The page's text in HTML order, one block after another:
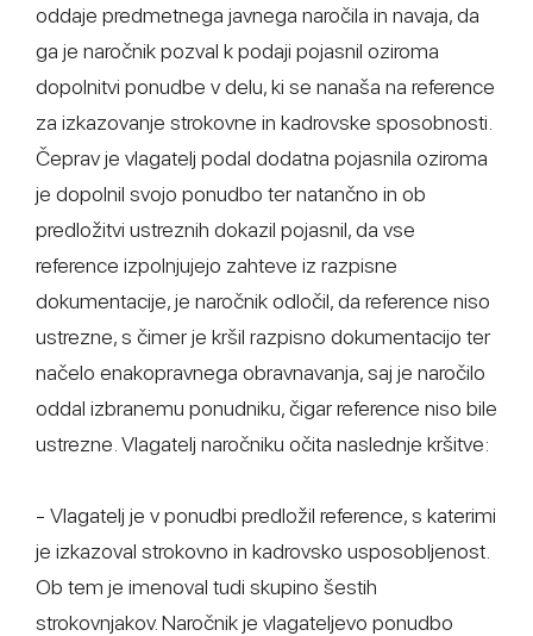
oddaje predmetnega javnega naročila in navaja, da
ga je naročnik pozval k podaji pojasnil oziroma
dopolnitvi ponudbe v delu, ki se nanaša na reference
za izkazovanje strokovne in kadrovske sposobnosti.
Čeprav je vlagatelj podal dodatna pojasnila oziroma
je dopolnil svojo ponudbo ter natančno in ob
predložitvi ustreznih dokazil pojasnil, da vse
reference izpolnjujejo zahteve iz razpisne
dokumentacije, je naročnik odločil, da reference niso
ustrezne, s čimer je kršil razpisno dokumentacijo ter
načelo enakopravnega obravnavanja, saj je naročilo
oddal izbranemu ponudniku, čigar reference niso bile
ustrezne. Vlagatelj naročniku očita naslednje kršitve:
- Vlagatelj je v ponudbi predložil reference, s katerimi
je izkazoval strokovno in kadrovsko usposobljenost.
Ob tem je imenoval tudi skupino šestih
strokovnjakov. Naročnik je vlagateljevo ponudbo